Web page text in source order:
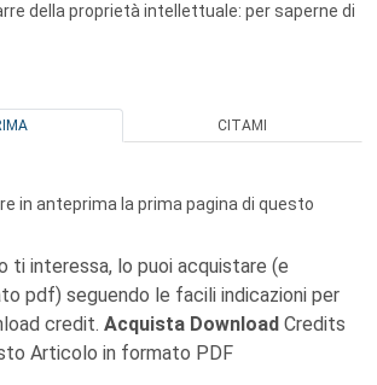
della proprietà intellettuale: per saperne di
CITAMI
in anteprima la prima pagina di questo
ti interessa, lo puoi acquistare (e
pdf) seguendo le facili indicazioni per
credit. Acquista Download Credits
Articolo in formato PDF